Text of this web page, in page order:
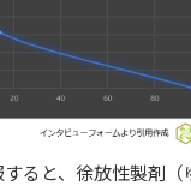
ると、徐放性製剤